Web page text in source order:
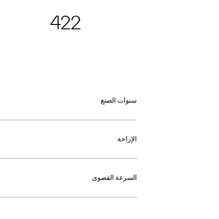
422
سنوات الصنع
الإزاحة
السرعة القصوى